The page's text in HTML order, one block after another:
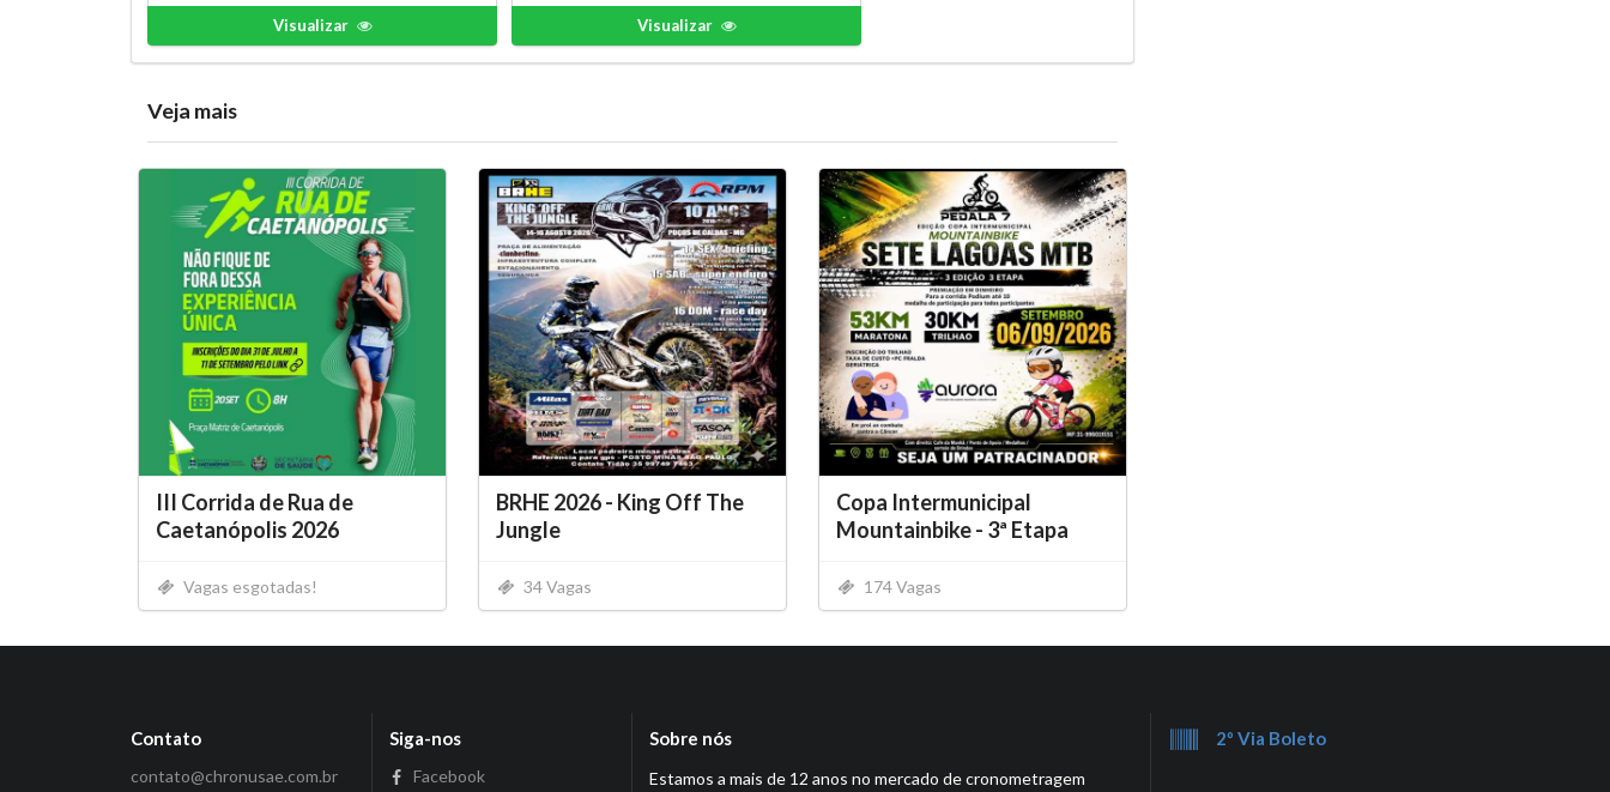
Visualizar Visualizar
Veja mais
III Corrida de Rua de
Caetanópolis 2026
Vagas esgotadas!
BRHE 2026 - King Off The
Jungle
34 Vagas
Copa Intermunicipal
Mountainbike - 3ª Etapa
174 Vagas
Contato
contato@chronusae.com.br
Siga-nos
Facebook
Sobre nós
Estamos a mais de 12 anos no mercado de cronometragem
2º Via Boleto